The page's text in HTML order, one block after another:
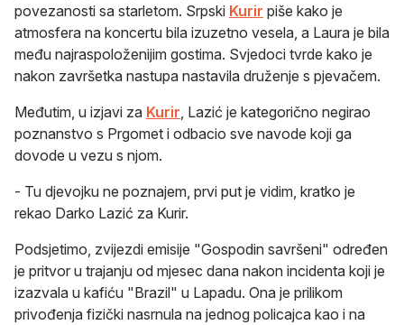
povezanosti sa starletom. Srpski Kurir piše kako je
atmosfera na koncertu bila izuzetno vesela, a Laura je bila
među najraspoloženijim gostima. Svjedoci tvrde kako je
nakon završetka nastupa nastavila druženje s pjevačem.
Međutim, u izjavi za Kurir , Lazić je kategorično negirao
poznanstvo s Prgomet i odbacio sve navode koji ga
dovode u vezu s njom.
- Tu djevojku ne poznajem, prvi put je vidim, kratko je
rekao Darko Lazić za Kurir.
Podsjetimo, zvijezdi emisije "Gospodin savršeni" određen
je pritvor u trajanju od mjesec dana nakon incidenta koji je
izazvala u kafiću "Brazil" u Lapadu. Ona je prilikom
privođenja fizički nasrnula na jednog policajca kao i na